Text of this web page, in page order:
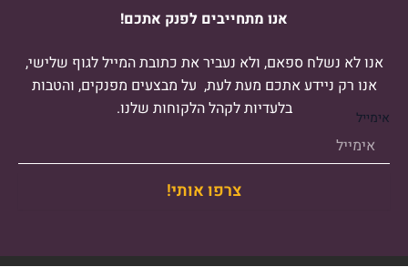
o
-
f
p
r
m
אנו מתחייבים לפנק אתכם!
אנו לא נשלח ספאם, ולא נעביר את כתובת המייל לגוף שלישי,
אנו רק ניידע אתכם מעת לעת, על מבצעים מפנקים, והטבות
בלעדיות לקהל הלקוחות שלנו.
אימייל
צרפו אותי!